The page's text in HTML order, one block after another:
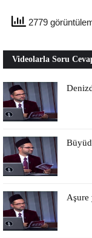
2779
Videolarla Soru
Aşure